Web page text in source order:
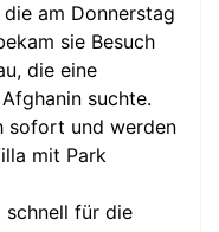
am Donnerstag
sie Besuch
die eine
suchte.
sofort und werden
mit Park
schnell für die